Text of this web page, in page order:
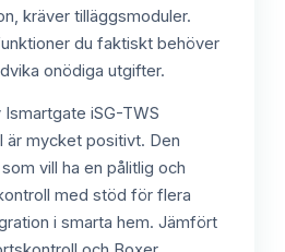
kräver tilläggsmoduler.
du faktiskt behöver
onödiga utgifter.
iSG-TWS
är mycket positivt. Den
vill ha en pålitlig och
med stöd för flera
i smarta hem. Jämfört